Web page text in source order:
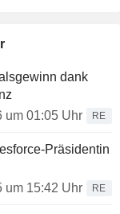
dank
um 01:05 Uhr
RE
Präsidentin
um 15:42 Uhr
RE